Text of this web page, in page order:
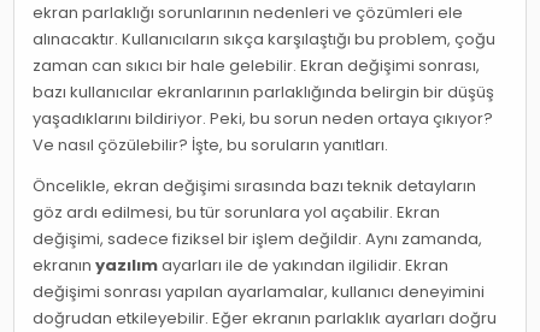
ekran parlaklığı sorunlarının nedenleri ve çözümleri ele
alınacaktır. Kullanıcıların sıkça karşılaştığı bu problem, çoğu
zaman can sıkıcı bir hale gelebilir. Ekran değişimi sonrası,
bazı kullanıcılar ekranlarının parlaklığında belirgin bir düşüş
yaşadıklarını bildiriyor. Peki, bu sorun neden ortaya çıkıyor?
Ve nasıl çözülebilir? İşte, bu soruların yanıtları.
Öncelikle, ekran değişimi sırasında bazı teknik detayların
göz ardı edilmesi, bu tür sorunlara yol açabilir. Ekran
değişimi, sadece fiziksel bir işlem değildir. Aynı zamanda,
ekranınyazılımayarları ile de yakından ilgilidir. Ekran
değişimi sonrası yapılan ayarlamalar, kullanıcı deneyimini
doğrudan etkileyebilir. Eğer ekranın parlaklık ayarları doğru